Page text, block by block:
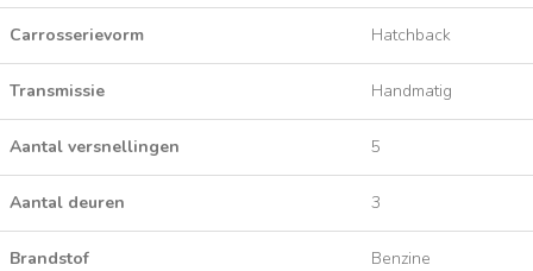
Carrosserievorm Hatchback
Transmissie Handmatig
Aantal versnellingen 5
Aantal deuren 3
Brandstof Benzine